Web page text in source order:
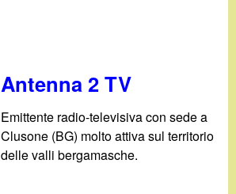
Antenna 2 TV
Emittente radio-televisiva con sede a
Clusone (BG) molto attiva sul territorio
delle valli bergamasche.